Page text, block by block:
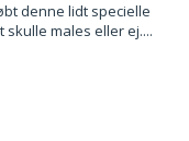
denne lidt specielle
males eller ej....